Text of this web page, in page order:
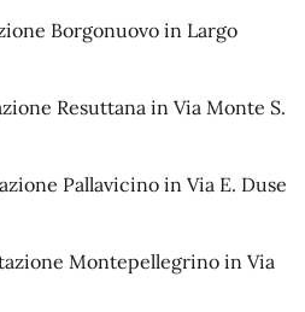
Borgonuovo in Largo
Resuttana in Via Monte S.
Pallavicino in Via E. Duse
Montepellegrino in Via